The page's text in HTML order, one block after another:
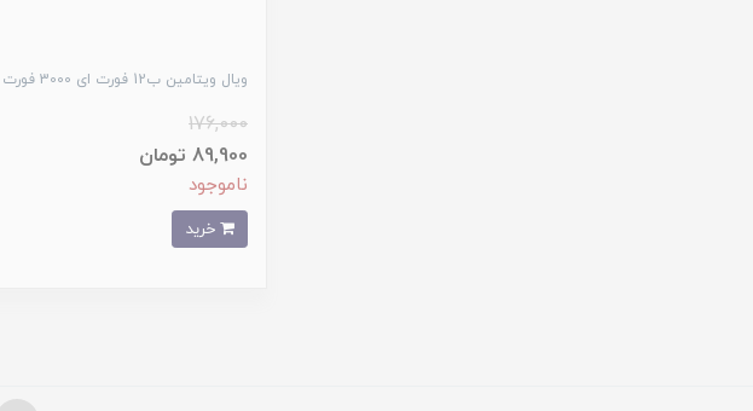
ویال ویتامین ب12 فورت ای 3000 فورت ای
176,000
89,900 تومان
ناموجود